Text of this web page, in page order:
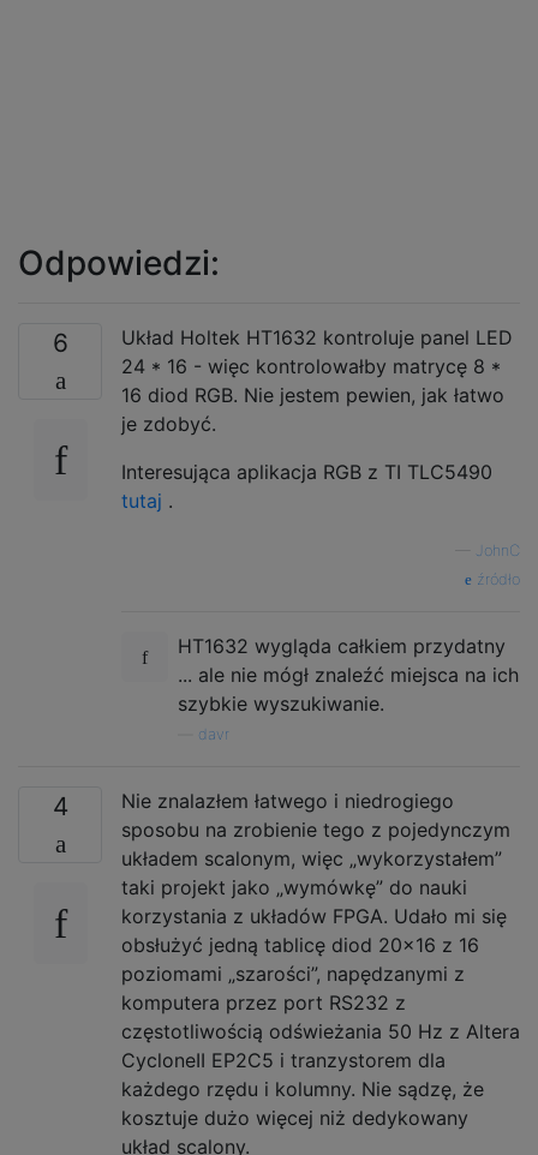
Odpowiedzi:
6
Układ Holtek HT1632 kontroluje panel LED
24 * 16 - więc kontrolowałby matrycę 8 *
16 diod RGB. Nie jestem pewien, jak łatwo
je zdobyć.
Interesująca aplikacja RGB z TI TLC5490
tutaj .
JohnC
źródło
HT1632 wygląda całkiem przydatny
... ale nie mógł znaleźć miejsca na ich
szybkie wyszukiwanie.
davr
4
Nie znalazłem łatwego i niedrogiego
sposobu na zrobienie tego z pojedynczym
układem scalonym, więc „wykorzystałem”
taki projekt jako „wymówkę” do nauki
korzystania z układów FPGA. Udało mi się
obsłużyć jedną tablicę diod 20x16 z 16
poziomami „szarości”, napędzanymi z
komputera przez port RS232 z
częstotliwością odświeżania 50 Hz z Altera
CycloneII EP2C5 i tranzystorem dla
każdego rzędu i kolumny. Nie sądzę, że
kosztuje dużo więcej niż dedykowany
układ scalony.